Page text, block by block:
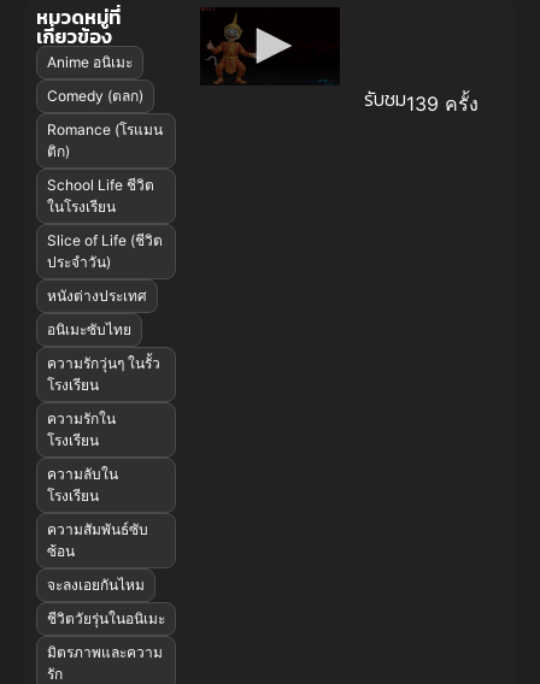
รับชม139 ครั้ง
หมวดหมู่ที่
เกี่ยวข้อง
Anime อนิเมะ
Comedy (ตลก)
Romance (โรแมน
ติก)
School Life ชีวิต
ในโรงเรียน
Slice of Life (ชีวิต
ประจำวัน)
หนังต่างประเทศ
อนิเมะซับไทย
ความรักวุ่นๆ ในรั้ว
โรงเรียน
ความรักใน
โรงเรียน
ความลับใน
โรงเรียน
ความสัมพันธ์ซับ
ซ้อน
จะลงเอยกันไหม
ชีวิตวัยรุ่นในอนิเมะ
มิตรภาพและความ
รัก